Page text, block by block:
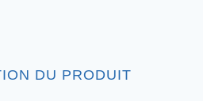
DU PRODUIT